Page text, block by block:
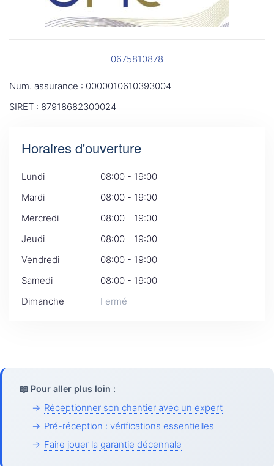
0675810878
Num. assurance : 0000010610393004
SIRET : 87918682300024
Horaires d'ouverture
Lundi
08:00 - 19:00
Mardi
08:00 - 19:00
Mercredi
08:00 - 19:00
Jeudi
08:00 - 19:00
Vendredi
08:00 - 19:00
Samedi
08:00 - 19:00
Dimanche
Fermé
📖 Pour aller plus loin :
→ Réceptionner son chantier avec un expert
→ Pré-réception : vérifications essentielles
→ Faire jouer la garantie décennale